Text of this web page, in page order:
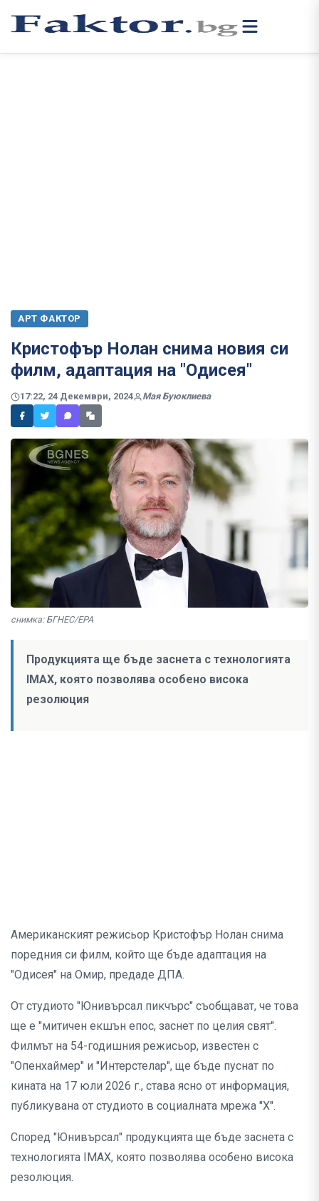
АРТ ФАКТОР
Кристофър Нолан снима новия си
филм, адаптация на "Одисея"
17:22, 24 Декември, 2024 Мая Буюклиева
снимка: БГНЕС/ЕРА
Продукцията ще бъде заснета с технологията
IMAX, която позволява особено висока
резолюция
Американският режисьор Кристофър Нолан снима
поредния си филм, който ще бъде адаптация на
"Одисея" на Омир, предаде ДПА.
От студиото "Юнивърсал пикчърс" съобщават, че това
ще е "митичен екшън епос, заснет по целия свят".
Филмът на 54-годишния режисьор, известен с
"Опенхаймер" и "Интерстелар", ще бъде пуснат по
кината на 17 юли 2026 г., става ясно от информация,
публикувана от студиото в социалната мрежа "Х".
Според "Юнивърсал" продукцията ще бъде заснета с
технологията IMAX, която позволява особено висока
резолюция.